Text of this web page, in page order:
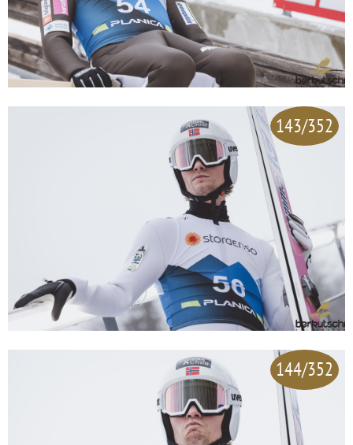
143/352
144/352